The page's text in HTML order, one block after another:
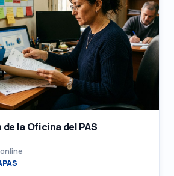
la Oficina del PAS